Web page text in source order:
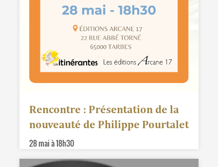
Rencontre : Présentation de la
nouveauté de Philippe Pourtalet
28 mai à 18h30